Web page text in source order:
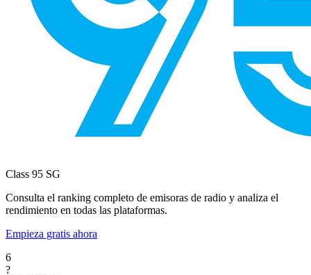
Class 95 SG
Consulta el ranking completo de emisoras de radio y analiza el
rendimiento en todas las plataformas.
Empieza gratis ahora
6
?